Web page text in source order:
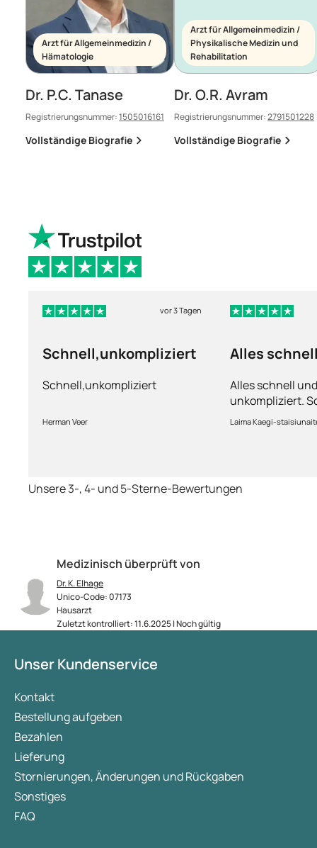
Medizinisch überprüft von
Dr. K. Elhage
Unico-Code: 07173
Hausarzt
Zuletzt kontrolliert: 11.6.2025 | Noch gültig
Arzt für Allgemeinmedizin /
Hämatologie
Dr. P.C. Tanase
Registrierungsnummer:1505016161
Vollständige Biografie
Arzt für Allgemeinmedizin /
Physikalische Medizin und
Rehabilitation
Dr. O.R. Avram
Registrierungsnummer:2791501228
Vollständige Biografie
vor 3 Tagen
Schnell,unkompliziert
Schnell,unkompliziert
Herman Veer
Alles
Alles schnell und
unkompliziert.
Lieferung.
Laima Kaegi-
Unsere 3-, 4- und 5-Sterne-Bewertungen
Unser Kundenservice
Kontakt
Bestellung aufgeben
Bezahlen
Lieferung
Stornierungen, Änderungen und Rückgaben
Sonstiges
FAQ